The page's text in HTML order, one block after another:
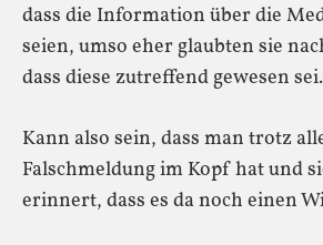
dass die Information über die
seien, umso eher glaubten sie
dass diese zutreffend gewesen
Kann also sein, dass man trotz
Falschmeldung im Kopf hat und
erinnert, dass es da noch einen